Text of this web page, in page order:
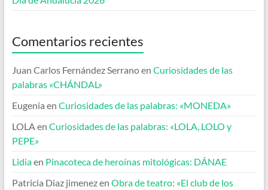
Comentarios recientes
Juan Carlos Fernández Serranoen Curiosidades de las
palabras «CHÁNDAL»
Eugenia en Curiosidades de las palabras: «MONEDA»
LOLAen Curiosidades de las palabras: «LOLA, LOLO y
PEPE»
Lidiaen Pinacoteca de heroínas mitológicas: DÁNAE
Patricia Diaz jimenezen Obra de teatro: «El club de los